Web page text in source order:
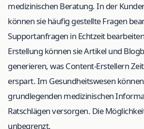
medizinischen Beratung. In der
können sie häufig gestellte Fragen
Supportanfragen in Echtzeit
Erstellung können sie Artikel und
generieren, was Content-Erstellern
erspart. Im Gesundheitswesen
grundlegenden medizinischen
Ratschlägen versorgen. Die
unbegrenzt.